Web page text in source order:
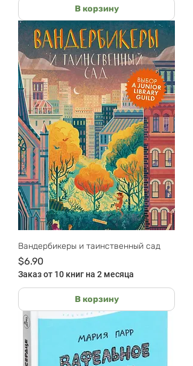
В корзину
Вандербикеры и таинственный сад
Цена
$6.90
Заказ от 10 книг на 2 месяца
В корзину